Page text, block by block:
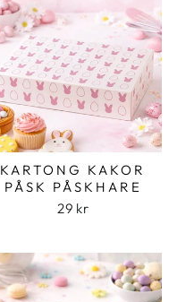
KARTONG KAKOR
PÅSK PÅSKHARE
29 kr